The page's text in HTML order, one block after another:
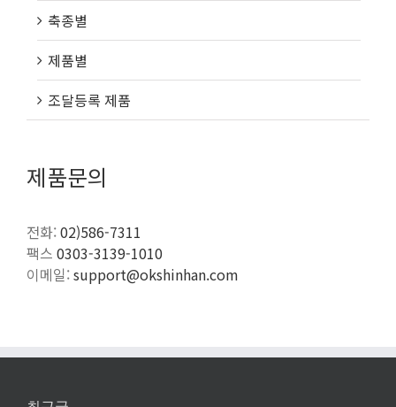
축종별
제품별
조달등록 제품
제품문의
전화:02)586-7311
팩스 0303-3139-1010
이메일:support@okshinhan.com